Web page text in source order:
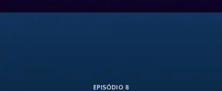
EPISÓDIO 8